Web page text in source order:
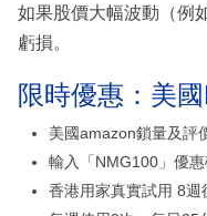
如果股價大幅波動（例
虧損。
限時優惠：美
美國amazon鎖量及評
輸入「NMG100」優
香港用家真實試用 8週